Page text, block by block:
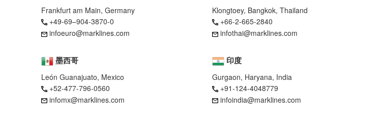
墨西哥
León Guanajuato, Mexico
+52-477-796-0560
infomx@marklines.com
Frankfurt am Main, Germany
+49-69–904-3870-0
infoeuro@marklines.com
Klongtoey, Bangkok, Thailand
+66-2-665-2840
infothai@marklines.com
印度
Gurgaon, Haryana, India
+91-124-4048779
infoindia@marklines.com